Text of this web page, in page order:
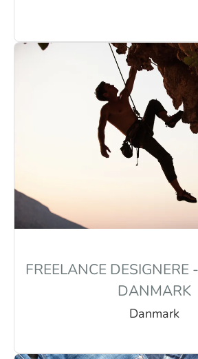
FREELANCE DESIGNERE
DANMARK
Danmark